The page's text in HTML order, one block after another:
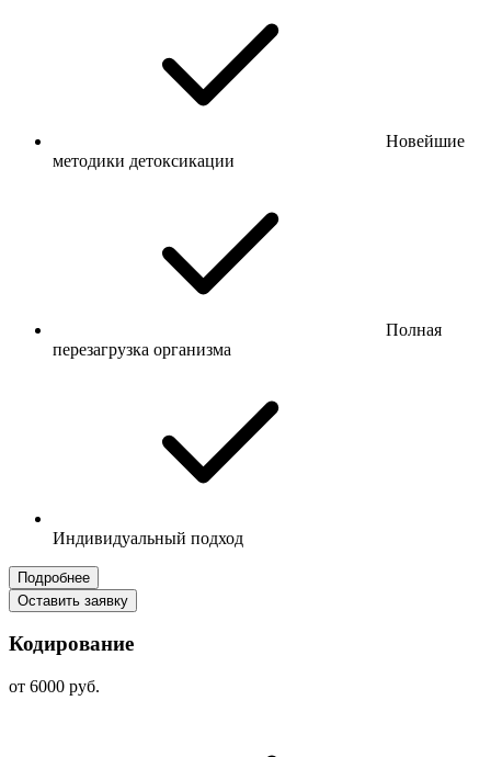
Новейшие
методики детоксикации
Полная
перезагрузка организма
Индивидуальный подход
Подробнее
Оставить заявку
Кодирование
от 6000 руб.